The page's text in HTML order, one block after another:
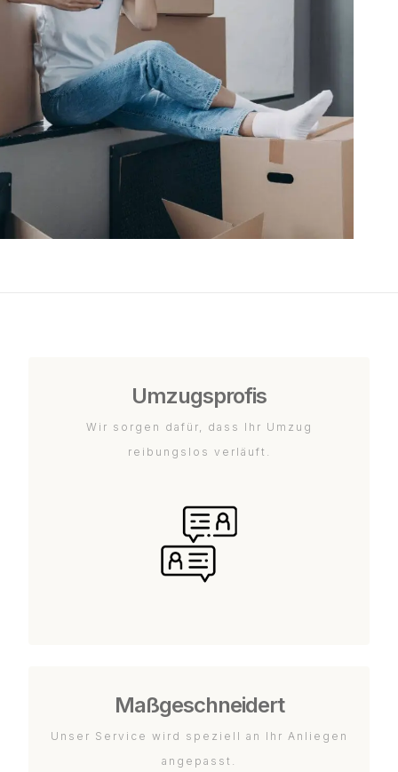
Umzugsprofis
Wir sorgen dafür, dass Ihr Umzug
reibungslos verläuft.
Maßgeschneidert
Unser Service wird speziell an Ihr Anliegen
angepasst.